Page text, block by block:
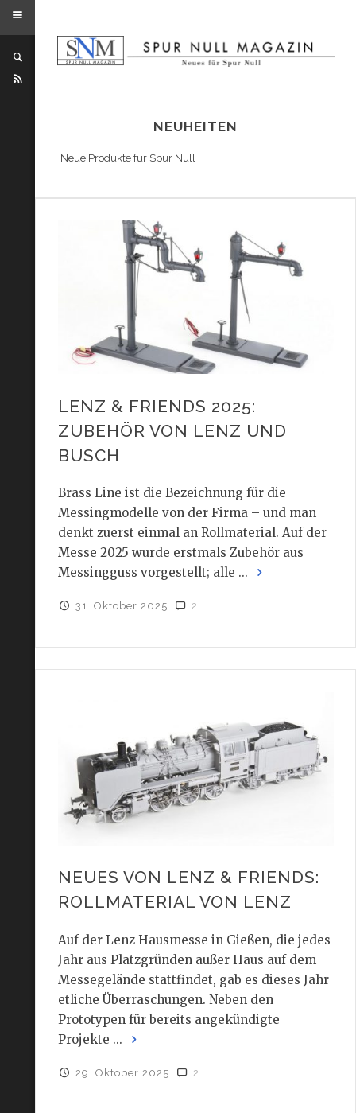
NEUHEITEN
Neue Produkte für Spur Null
LENZ & FRIENDS 2025:
ZUBEHÖR VON LENZ UND
BUSCH
Brass Line ist die Bezeichnung für die
Messingmodelle von der Firma – und man
denkt zuerst einmal an Rollmaterial. Auf der
Messe 2025 wurde erstmals Zubehör aus
Messingguss vorgestellt; alle ...
31. Oktober 2025 2
NEUES VON LENZ & FRIENDS:
ROLLMATERIAL VON LENZ
Auf der Lenz Hausmesse in Gießen, die jedes
Jahr aus Platzgründen außer Haus auf dem
Messegelände stattfindet, gab es dieses Jahr
etliche Überraschungen. Neben den
Prototypen für bereits angekündigte
Projekte ...
29. Oktober 2025 2